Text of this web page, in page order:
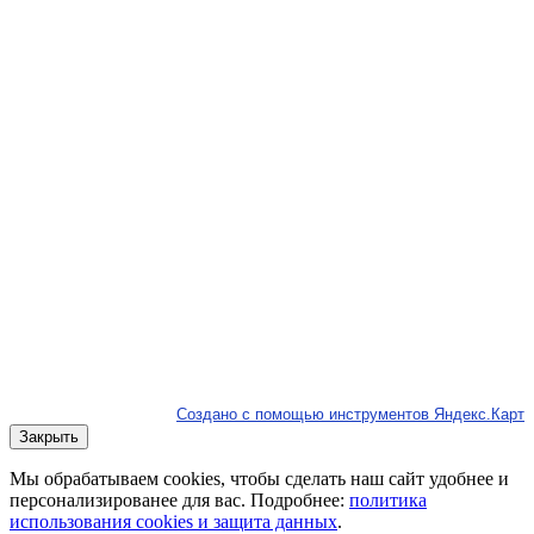
Создано с помощью инструментов Яндекс.Карт
Закрыть
Мы обрабатываем cookies, чтобы сделать наш сайт удобнее и
персонализированее для вас. Подробнее: политика
использования cookies и защита данных.